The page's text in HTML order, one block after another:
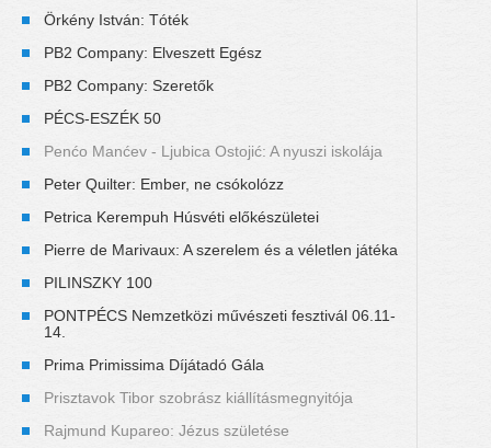
Örkény István: Tóték
PB2 Company: Elveszett Egész
PB2 Company: Szeretők
PÉCS-ESZÉK 50
Penćo Manćev - Ljubica Ostojić: A nyuszi iskolája
Peter Quilter: Ember, ne csókolózz
Petrica Kerempuh Húsvéti előkészületei
Pierre de Marivaux: A szerelem és a véletlen játéka
PILINSZKY 100
PONTPÉCS Nemzetközi művészeti fesztivál 06.11-
14.
Prima Primissima Díjátadó Gála
Prisztavok Tibor szobrász kiállításmegnyitója
Rajmund Kupareo: Jézus születése